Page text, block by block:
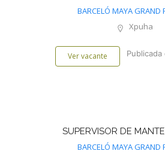
BARCELÓ MAYA GRAND
Xpuha
Ver vacante
SUPERVISOR DE
BARCELÓ MAYA GRAND